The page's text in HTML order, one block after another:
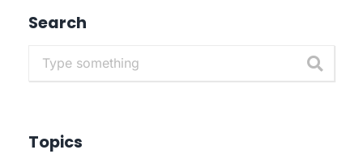
Search
Topics